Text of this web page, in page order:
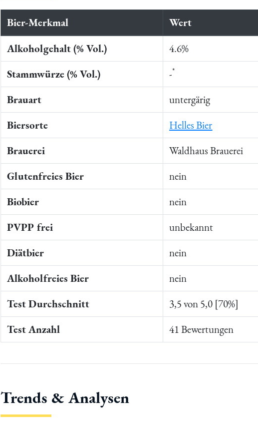
Bier-Merkmal
Wert
Alkoholgehalt (% Vol.)
4.6%
Stammwürze (% Vol.)
-*
Brauart
untergärig
Biersorte
Helles Bier
Brauerei
Waldhaus Brauerei
Glutenfreies Bier
nein
Biobier
nein
PVPP frei
unbekannt
Diätbier
nein
Alkoholfreies Bier
nein
Test Durchschnitt
3,5 von 5,0 [70%]
Test Anzahl
41 Bewertungen
Trends & Analysen